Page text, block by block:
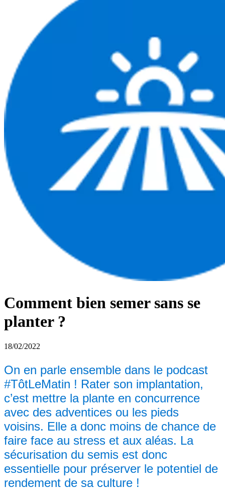
Comment bien semer sans se
planter ?
18/02/2022
On en parle ensemble dans le podcast
#TôtLeMatin ! Rater son implantation,
c’est mettre la plante en concurrence
avec des adventices ou les pieds
voisins. Elle a donc moins de chance de
faire face au stress et aux aléas. La
sécurisation du semis est donc
essentielle pour préserver le potentiel de
rendement de sa culture !